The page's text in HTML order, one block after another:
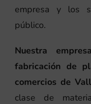
empresa y los
público.
Nuestra
fabricación de
comercios de
clase de